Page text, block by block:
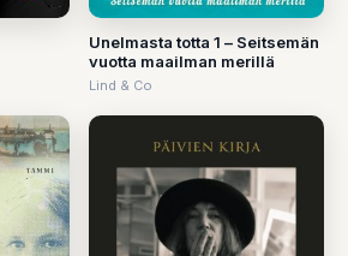
Unelmasta totta 1 – Seitsemän
vuotta maailman merillä
Lind & Co